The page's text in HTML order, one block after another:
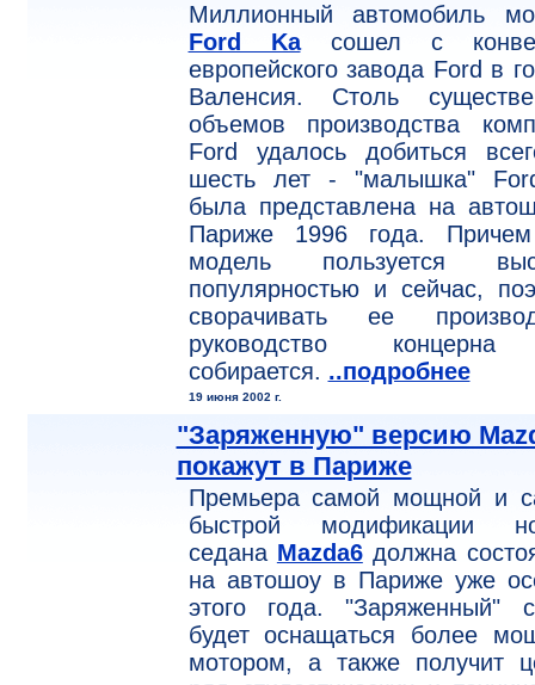
Миллионный автомобиль
Ford Kaсошел с
европейского завода Ford в
Валенсия. Столь
объемов производства
Ford удалось добиться
шесть лет - "малышка"
была представлена на
Париже 1996 года.
модель пользуется
популярностью и сейчас,
сворачивать ее
руководство
собирается. ..подробнее
19 июня 2002 г.
"Заряженную" версию
покажут в Париже
Премьера самой мощной и
быстрой модификации
седана Mazda6должна
на автошоу в Париже уже
этого года. "Заряженный"
будет оснащаться более
мотором, а также получит